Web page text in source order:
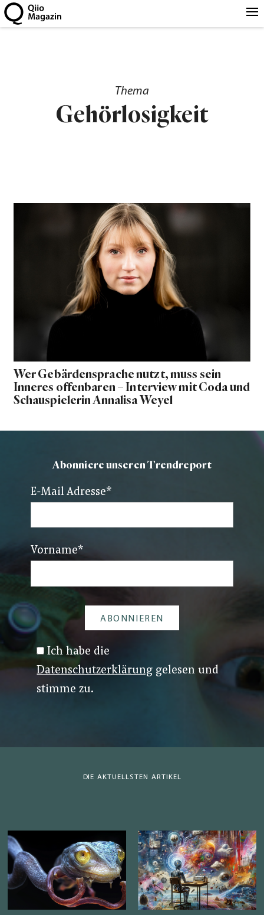
Thema
Gehörlosigkeit
Wer Gebärdensprache nutzt, muss sein
Inneres offenbaren – Interview mit Coda und
Schauspielerin Annalisa Weyel
Abonniere unseren Trendreport
E-Mail Adresse*
Vorname*
Ich habe die
Datenschutzerklärung gelesen und
stimme zu.
DIE AKTUELLSTEN ARTIKEL